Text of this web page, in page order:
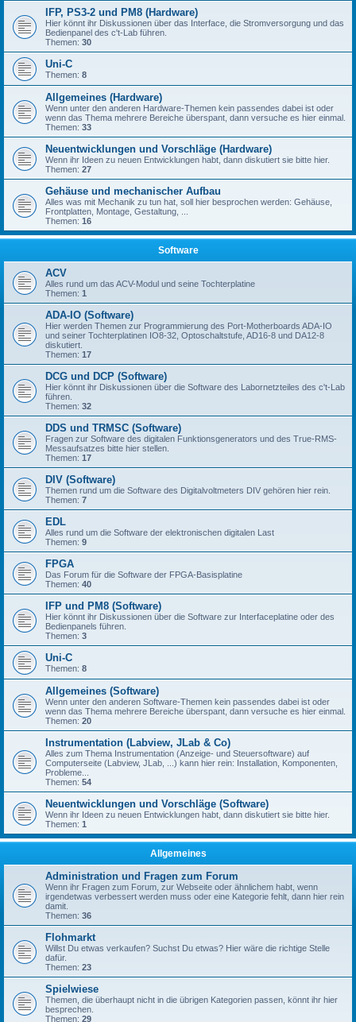
IFP, PS3-2 und PM8 (Hardware)
Hier könnt ihr Diskussionen über das Interface, die Stromversorgung und das
Bedienpanel des c't-Lab führen.
Themen: 30
Uni-C
Themen: 8
Allgemeines (Hardware)
Wenn unter den anderen Hardware-Themen kein passendes dabei ist oder
wenn das Thema mehrere Bereiche überspant, dann versuche es hier einmal.
Themen: 33
Neuentwicklungen und Vorschläge (Hardware)
Wenn ihr Ideen zu neuen Entwicklungen habt, dann diskutiert sie bitte hier.
Themen: 27
Gehäuse und mechanischer Aufbau
Alles was mit Mechanik zu tun hat, soll hier besprochen werden: Gehäuse,
Frontplatten, Montage, Gestaltung, ...
Themen: 16
Software
ACV
Alles rund um das ACV-Modul und seine Tochterplatine
Themen: 1
ADA-IO (Software)
Hier werden Themen zur Programmierung des Port-Motherboards ADA-IO
und seiner Tochterplatinen IO8-32, Optoschaltstufe, AD16-8 und DA12-8
diskutiert.
Themen: 17
DCG und DCP (Software)
Hier könnt ihr Diskussionen über die Software des Labornetzteiles des c't-Lab
führen.
Themen: 32
DDS und TRMSC (Software)
Fragen zur Software des digitalen Funktionsgenerators und des True-RMS-
Messaufsatzes bitte hier stellen.
Themen: 17
DIV (Software)
Themen rund um die Software des Digitalvoltmeters DIV gehören hier rein.
Themen: 7
EDL
Alles rund um die Software der elektronischen digitalen Last
Themen: 9
FPGA
Das Forum für die Software der FPGA-Basisplatine
Themen: 40
IFP und PM8 (Software)
Hier könnt ihr Diskussionen über die Software zur Interfaceplatine oder des
Bedienpanels führen.
Themen: 3
Uni-C
Themen: 8
Allgemeines (Software)
Wenn unter den anderen Software-Themen kein passendes dabei ist oder
wenn das Thema mehrere Bereiche überspant, dann versuche es hier einmal.
Themen: 20
Instrumentation (Labview, JLab & Co)
Alles zum Thema Instrumentation (Anzeige- und Steuersoftware) auf
Computerseite (Labview, JLab, ...) kann hier rein: Installation, Komponenten,
Probleme...
Themen: 54
Neuentwicklungen und Vorschläge (Software)
Wenn ihr Ideen zu neuen Entwicklungen habt, dann diskutiert sie bitte hier.
Themen: 1
Allgemeines
Administration und Fragen zum Forum
Wenn ihr Fragen zum Forum, zur Webseite oder ähnlichem habt, wenn
irgendetwas verbessert werden muss oder eine Kategorie fehlt, dann hier rein
damit.
Themen: 36
Flohmarkt
Willst Du etwas verkaufen? Suchst Du etwas? Hier wäre die richtige Stelle
dafür.
Themen: 23
Spielwiese
Themen, die überhaupt nicht in die übrigen Kategorien passen, könnt ihr hier
besprechen.
Themen: 29